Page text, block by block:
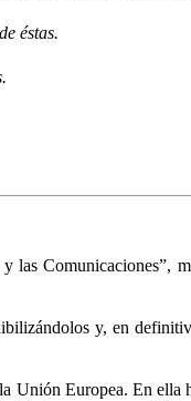
éstas.
Comunicaciones”,
y, en
Unión Europea. En